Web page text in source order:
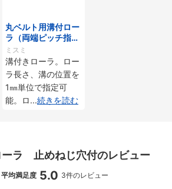
丸ベルト用溝付ロー
ラ（両端ピッチ指定
タイプ）ベアリング
付タイプ
ミスミ
溝付きローラ。ロー
ラ長さ、溝の位置を
1㎜単位で指定可
能。ロ...続きを読む
ーラ 止めねじ穴付のレビュー
5
平均満足度 5.0 3件のレビュー